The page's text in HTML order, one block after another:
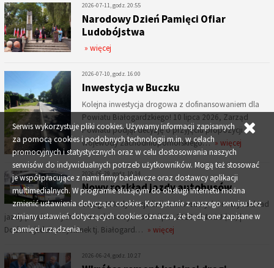
2026-07-11, godz. 20:55
Narodowy Dzień Pamięci Ofiar
Ludobójstwa
» więcej
2026-07-10, godz. 16:00
Inwestycja w Buczku
Kolejna inwestycja drogowa z dofinansowaniem dla
Powiatu Białogardzkiego! 10 lipca 2026, Zarząd
Powiatu podjął decyzję o przyjęciu propozycji
wojewody zachodniopomorskiego… » więcej
2026-06-29, godz. 10:14
Nowy rozkład jazdy autobusów
Uwaga! Modyfikacja linii autobusowych i nowy rozkład
jazdy powiatowych linii autobusowych od 1 lipca 2026: LINA 1U (92) |
Dodano jeden przystanek tj. Białogard… » więcej
2026-06-24, godz. 10:27
Serwis wykorzystuje pliki cookies. Używamy informacji zapisanych
za pomocą cookies i podobnych technologii m.in. w celach
promocyjnych i statystycznych oraz w celu dostosowania naszych
serwisów do indywidualnych potrzeb użytkowników. Mogą też stosować
je współpracujące z nami firmy badawcze oraz dostawcy aplikacji
multimedialnych. W programie służącym do obsługi internetu można
zmienić ustawienia dotyczące cookies. Korzystanie z naszego serwisu bez
zmiany ustawień dotyczących cookies oznacza, że będą one zapisane w
pamięci urządzenia.